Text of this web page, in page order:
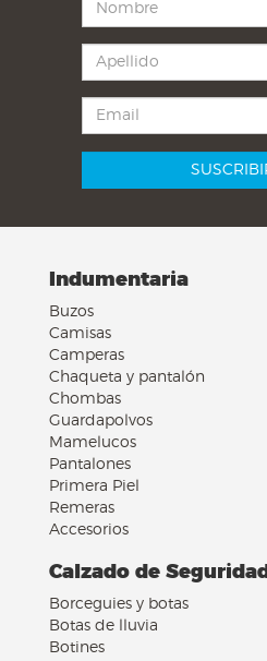
Indumentaria
Buzos
Camisas
Camperas
Chaqueta y pantalón
Chombas
Guardapolvos
Mamelucos
Pantalones
Primera Piel
Remeras
Accesorios
Calzado de Seguridad
Borceguies y botas
Botas de lluvia
Botines